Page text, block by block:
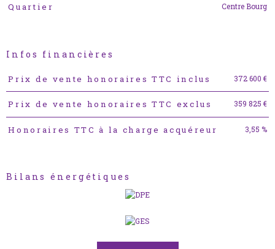
Quartier Centre Bourg
Infos financières
Caractéristiques Valeurs
Prix de vente honoraires TTC inclus 372 600 €
Prix de vente honoraires TTC exclus 359 825 €
Honoraires TTC à la charge acquéreur 3,55 %
Bilans énergétiques